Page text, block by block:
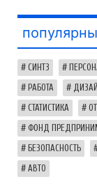
СИНТЗ
РАБОТА
СТАТИСТИКА
ФОНД
БЕЗОПАСНОСТЬ
АВТО